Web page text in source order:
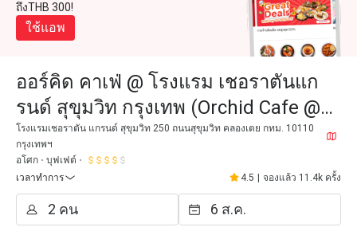
ถึงTHB 300!
ใช้แอพ
ออร์คิด คาเฟ่ @ โรงแรม เชอราตันแก
รนด์ สุขุมวิท กรุงเทพ (Orchid Cafe @
Sheraton Grande Sukhumvit Hotel)
โรงแรมเชอราตัน แกรนด์ สุขุมวิท 250 ถนนสุขุมวิท คลองเตย กทม. 10110
กรุงเทพฯ
อโศก
บุฟเฟต์
เวลาทำการ
4.5 จองแล้ว 11.4k ครั้ง